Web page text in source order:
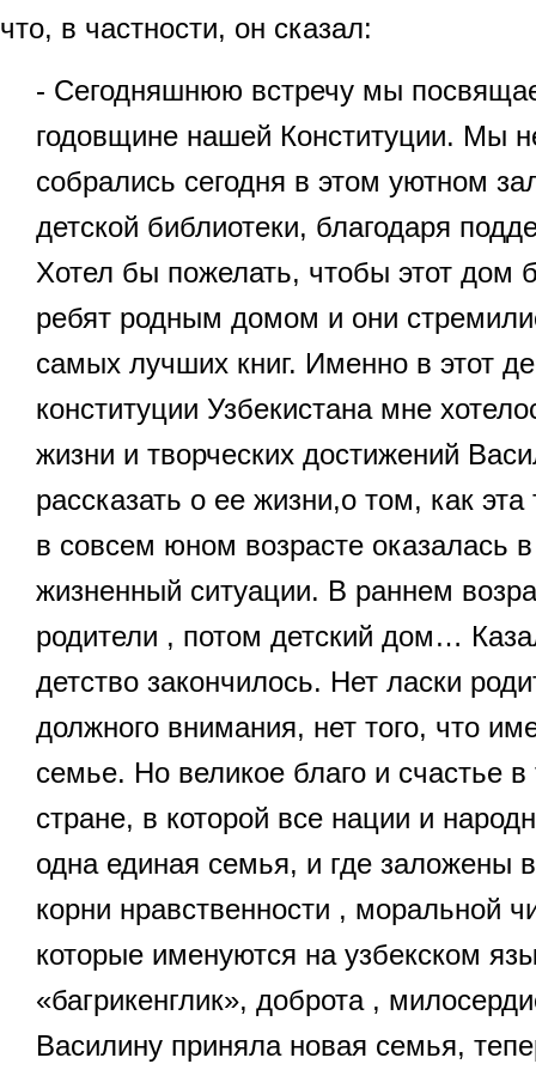
что, в частности, он сказал:
- Сегодняшнюю встречу мы
годовщине нашей Конституции. Мы
собрались сегодня в этом уютном
детской библиотеки, благодаря
Хотел бы пожелать, чтобы этот дом
ребят родным домом и они
самых лучших книг. Именно в этот
конституции Узбекистана мне
жизни и творческих достижений
рассказать о ее жизни,о том, как
в совсем юном возрасте оказалась
жизненный ситуации. В раннем
родители , потом детский дом…
детство закончилось. Нет ласки
должного внимания, нет того, что
семье. Но великое благо и счастье
стране, в которой все нации и
одна единая семья, и где заложены
корни нравственности , моральной
которые именуются на узбекском
«багрикенглик», доброта ,
Василину приняла новая семья,